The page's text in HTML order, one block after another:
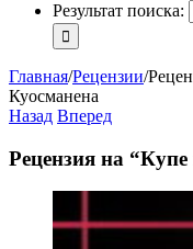
Результат поиска:
Главная/Рецензии/
Куосманена
Назад Вперед
Рецензия на